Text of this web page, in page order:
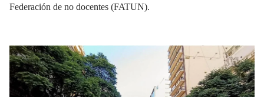
Federación de no docentes (FATUN).